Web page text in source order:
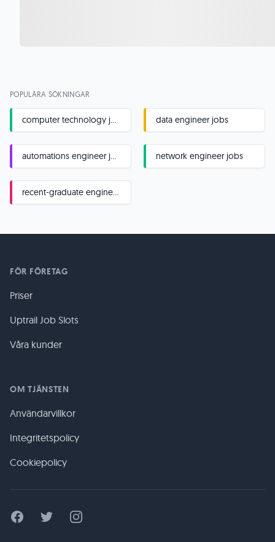
POPULÄRA SÖKNINGAR
data engineer jobs
network engineer jobs
FÖR FÖRETAG
Priser
Uptrail Job Slots
Våra kunder
OM TJÄNSTEN
Användarvillkor
Integritetspolicy
Cookiepolicy
FacebookTwitter Instagram